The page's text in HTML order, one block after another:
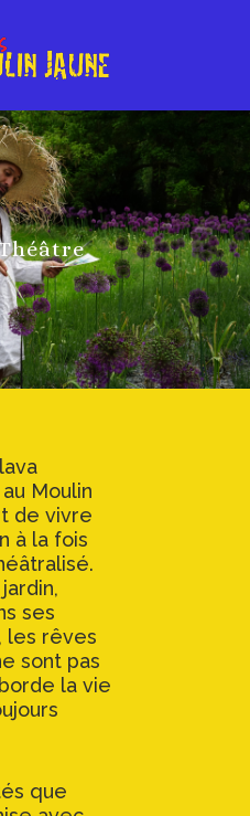
Moulin
de vivre
à la fois
ses
les rêves
sont pas
la vie
que